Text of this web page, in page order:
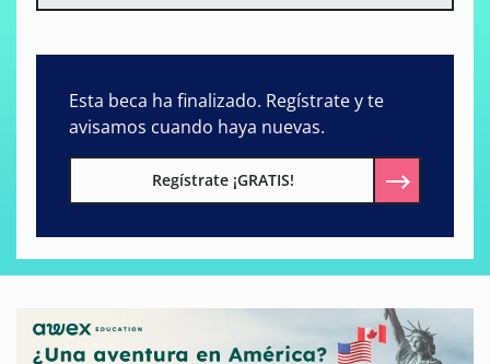
Esta beca ha finalizado. Regístrate y te
avisamos cuando haya nuevas.
Regístrate ¡GRATIS!